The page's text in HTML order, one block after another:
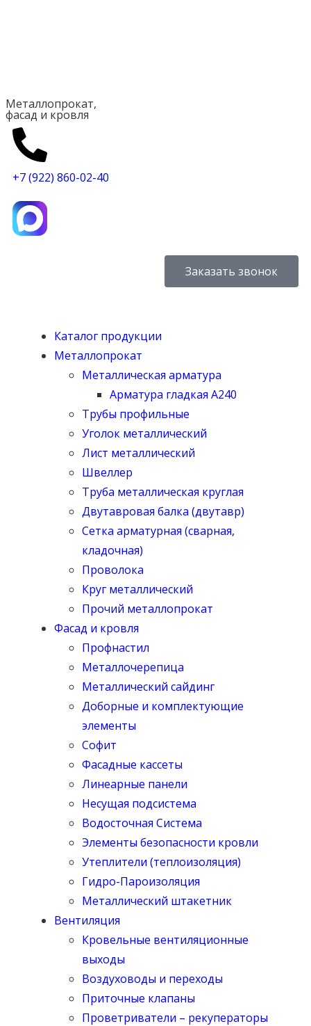
Металлопрокат,
фасад и кровля
+7 (922) 860-02-40
Заказать звонок
Каталог продукции
Металлопрокат
Металлическая арматура
Арматура гладкая А240
Трубы профильные
Уголок металлический
Лист металлический
Швеллер
Труба металлическая круглая
Двутавровая балка (двутавр)
Сетка арматурная (сварная,
кладочная)
Проволока
Круг металлический
Прочий металлопрокат
Фасад и кровля
Профнастил
Металлочерепица
Металлический сайдинг
Доборные и комплектующие
элементы
Софит
Фасадные кассеты
Линеарные панели
Несущая подсистема
Водосточная Система
Элементы безопасности кровли
Утеплители (теплоизоляция)
Гидро-Пароизоляция
Металлический штакетник
Вентиляция
Кровельные вентиляционные
выходы
Воздуховоды и переходы
Приточные клапаны
Проветриватели – рекуператоры